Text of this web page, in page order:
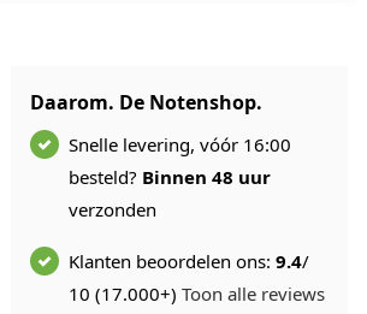
Daarom. De Notenshop.
Snelle levering, vóór 16:00
besteld? Binnen 48 uur
verzonden
Klanten beoordelen ons: 9.4/
10 (17.000+) Toon alle reviews